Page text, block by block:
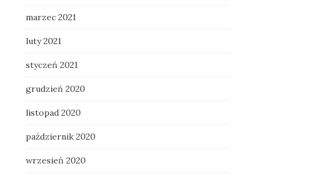
marzec 2021
luty 2021
styczeń 2021
grudzień 2020
listopad 2020
październik 2020
wrzesień 2020